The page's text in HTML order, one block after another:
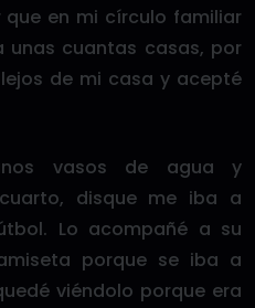
en mi círculo familiar
unas cuantas casas, por
de mi casa y acepté
vasos de agua y
disque me iba a
Lo acompañé a su
porque se iba a
viéndolo porque era